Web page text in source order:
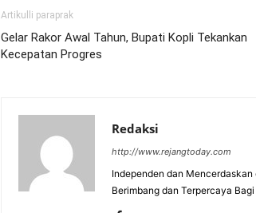
Artikulli paraprak
Gelar Rakor Awal Tahun, Bupati Kopli Tekankan
Kecepatan Progres
Redaksi
http://www.rejangtoday.com
Independen dan
Berimbang dan Terpercaya